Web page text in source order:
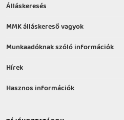
Álláskeresés
MMK álláskereső vagyok
Munkaadóknak szóló információk
Hírek
Hasznos információk